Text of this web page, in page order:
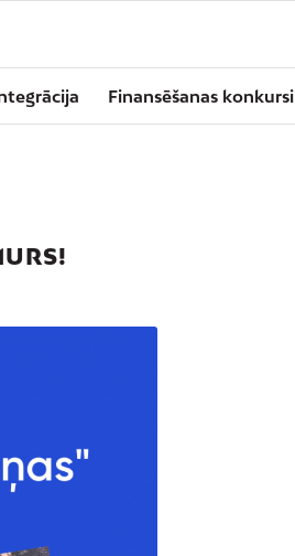
Finansēšanas konkursi